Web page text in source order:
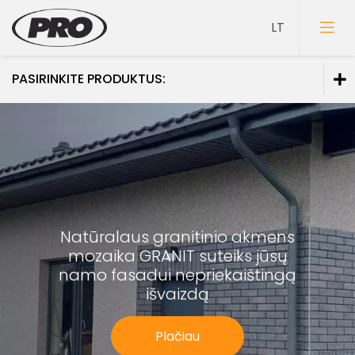
PASIRINKITE PRODUKTUS:
Gruntai
Glaistai
Lakai
Mozaikiniai tinkai
Struktūriniai tinkai
Dekoravimo glaistai
Natūralaus granitinio akmens
mozaika GRANITsuteiks jūsų
namo fasaduinepriekaištingą
išvaizdą
Plačiau